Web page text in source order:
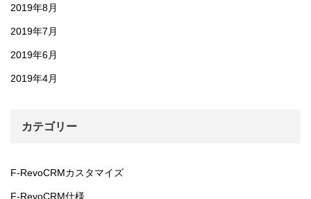
2019年8月
2019年7月
2019年6月
2019年4月
カテゴリー
F-RevoCRMカスタマイズ
F-RevoCRM仕様